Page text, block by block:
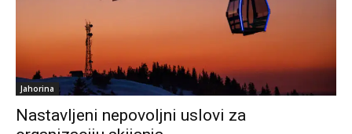
Jahorina
Nastavljeni nepovoljni uslovi za